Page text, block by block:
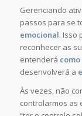
Gerenciando
passos para se
emocional. Isso
reconhecer as
entenderá
desenvolverá a
Às vezes, não
controlarmos as